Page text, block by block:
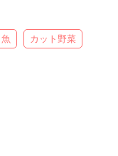
魚 カット野菜